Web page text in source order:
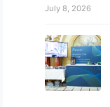
July 8, 2026